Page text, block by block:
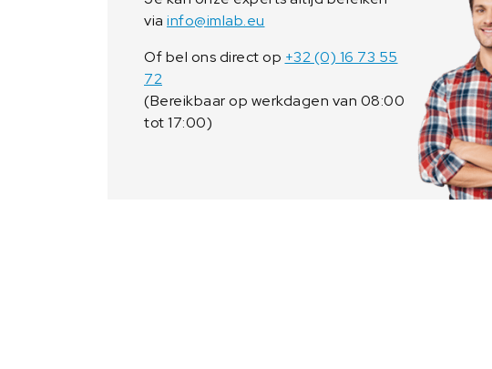
via info@imlab.eu
Of bel ons direct op +32 (0) 16 73 55
72
(Bereikbaar op werkdagen van 08:00
tot 17:00)